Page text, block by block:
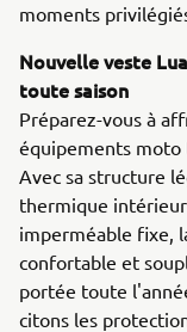
moments
Nouvelle veste
toute saison
Préparez-vous à
équipements moto
Avec sa structure
thermique
imperméable fixe,
confortable et
portée toute
citons les